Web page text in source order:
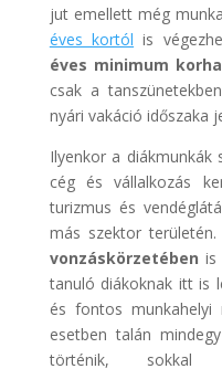
jut emellett még
éves kortól is
éves minimum
csak a
nyári vakáció időszaka
Ilyenkor a diákmunkák
cég és vállalkozás
turizmus és
más szektor területén.
vonzáskörzetében is
tanuló diákoknak itt is
és fontos munkahelyi
esetben talán
történik, sokkal